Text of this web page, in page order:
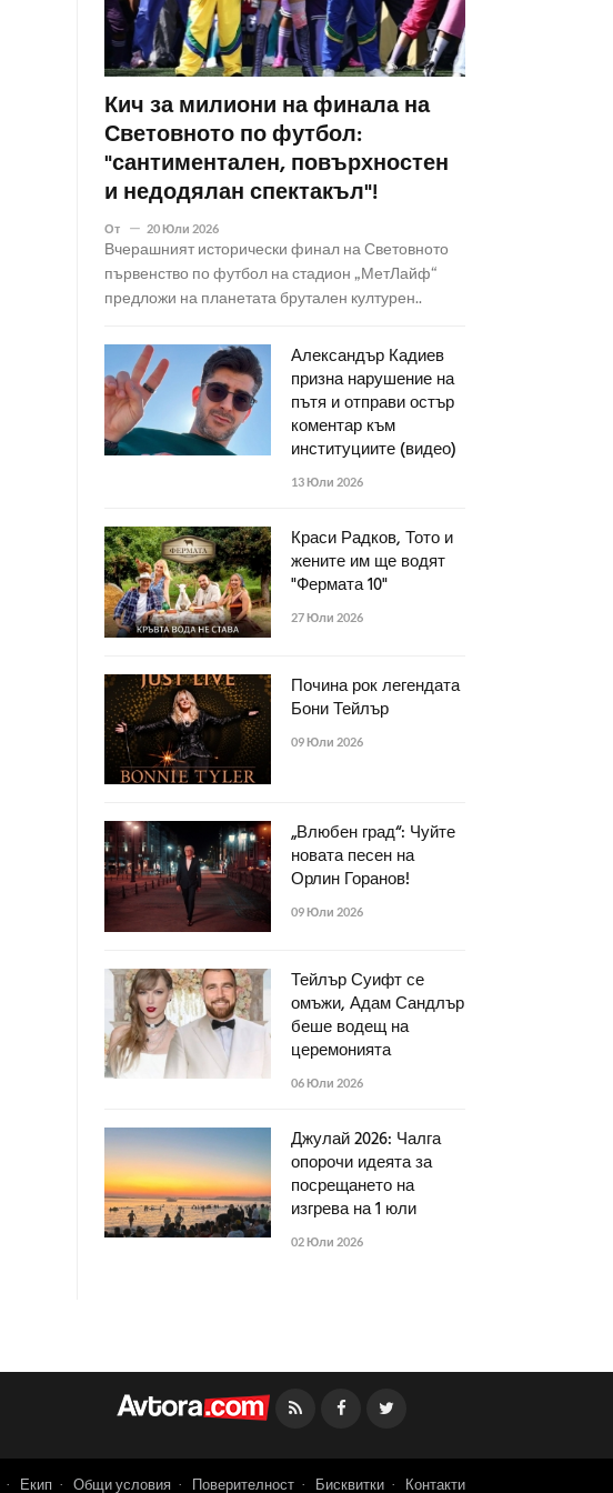
Кич за милиони на финала на
Световното по футбол:
"сантиментален, повърхностен
и недодялан спектакъл"!
От 20 Юли 2026
Вчерашният исторически финал на Световното
първенство по футбол на стадион „МетЛайф“
предложи на планетата брутален културен..
Александър Кадиев
призна нарушение на
пътя и отправи остър
коментар към
институциите (видео)
13 Юли 2026
Краси Радков, Тото и
жените им ще водят
"Фермата 10"
27 Юли 2026
Почина рок легендата
Бони Тейлър
09 Юли 2026
„Влюбен град“: Чуйте
новата песен на
Орлин Горанов!
09 Юли 2026
Тейлър Суифт се
омъжи, Адам Сандлър
беше водещ на
церемонията
06 Юли 2026
Джулай 2026: Чалга
опорочи идеята за
посрещането на
изгрева на 1 юли
02 Юли 2026
Facebook
Екип Общи условия Поверителност Бисквитки Контакти